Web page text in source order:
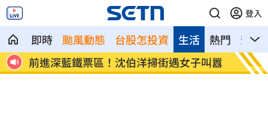
登入
即時 颱風動態 台股怎投資 熱門 影音
生活
怒
前進深藍鐵票區！沈伯洋掃街遇女子叫囂 《東!